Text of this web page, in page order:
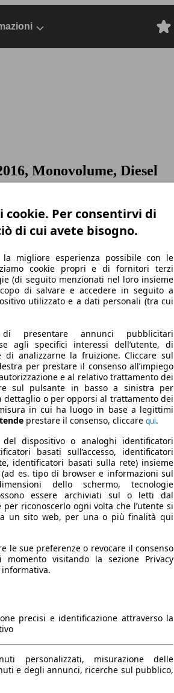
Monovolume, Diesel
cookie. Per consentirvi di
di cui avete bisogno.
la migliore esperienza possibile con le
cookie propri e di fornitori terzi
(di seguito menzionati nel loro insieme
di salvare e accedere in seguito a
utilizzato e a dati personali (tra cui
presentare annunci pubblicitari
agli specifici interessi dell’utente, di
di analizzarne la fruizione. Cliccare sul
per prestare il consenso all’impiego
e al relativo trattamento dei
sul pulsante in basso a sinistra per
dettaglio o per opporsi al trattamento dei
in cui ha luogo in base a legittimi
prestare il consenso, cliccare qui.
del dispositivo o analoghi identificatori
basati sull’accesso, identificatori
identificatori basati sulla rete) insieme
es. tipo di browser e informazioni sul
dello schermo, tecnologie
essere archiviati sul o letti dal
per riconoscerlo ogni volta che l’utente si
a un sito web, per una o più finalità qui
le sue preferenze o revocare il consenso
momento visitando la sezione Privacy
precisi e identificazione attraverso la
personalizzati, misurazione delle
e degli annunci, ricerche sul pubblico,